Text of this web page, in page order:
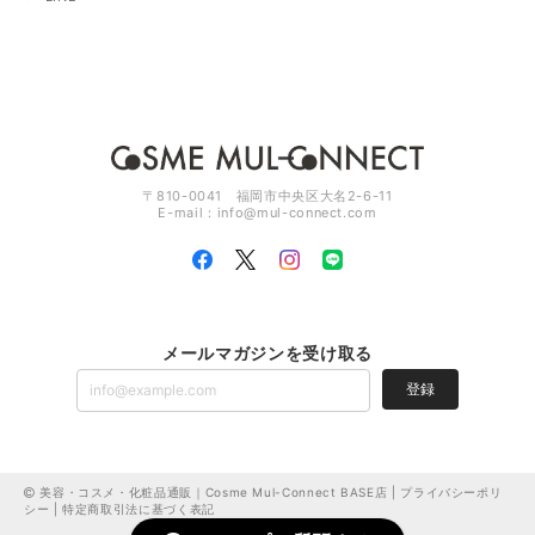
〒810-0041 福岡市中央区大名2-6-11
E-mail： info@mul-connect.com
メールマガジンを受け取る
登録
美容・コスメ・化粧品通販｜Cosme Mul-Connect BASE店 | プライバシーポリ
シー
|特定商取引法に基づく表記